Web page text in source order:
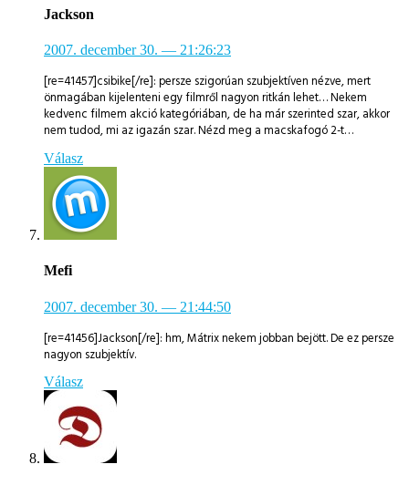
Jackson
2007. december 30. — 21:26:23
[re=41457]csibike[/re]: persze szigorúan szubjektíven nézve, mert
önmagában kijelenteni egy filmről nagyon ritkán lehet… Nekem
kedvenc filmem akció kategóriában, de ha már szerinted szar, akkor
nem tudod, mi az igazán szar. Nézd meg a macskafogó 2-t…
Válasz
Mefi
2007. december 30. — 21:44:50
[re=41456]Jackson[/re]: hm, Mátrix nekem jobban bejött. De ez persze
nagyon szubjektív.
Válasz